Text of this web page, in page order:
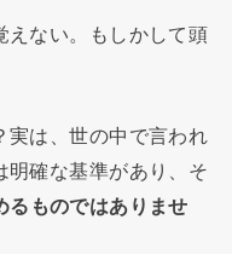
えない。もしかして頭
実は、世の中で言われ
明確な基準があり、そ
るものではありませ